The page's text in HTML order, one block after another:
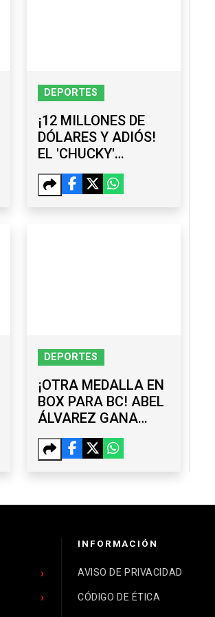
DEPORTES
¡12 MILLONES DE
DÓLARES Y ADIÓS!
EL 'CHUCKY'
LOZANO DEJA SAN
DIEGO Y "HUYE" AL
DEPORTES
¡OTRA MEDALLA EN
BOX PARA BC! ABEL
ÁLVAREZ GANA
BRONCE EN SANTO
DOMINGO 2026
INFORMACIÓN
AVISO DE PRIVACIDAD
CÓDIGO DE ÉTICA